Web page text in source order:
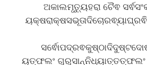
ଅକାଲମୃତ୍ୟୁହରା ଚୈଵ
ୟତ୍ଫଲଂ ଗୁରୁସାନ୍ନିଧ୍ୟାତ୍ତତ୍ଫଲଂ